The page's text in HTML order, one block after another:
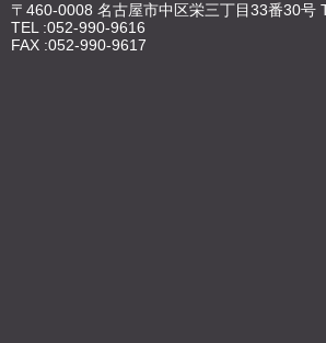
〒460-0008 名古屋市中区栄三丁目33番30号
TEL :052-990-9616
FAX :052-990-9617